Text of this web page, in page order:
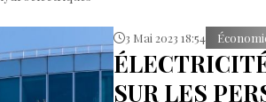
3 Mai 2023 18:54
SUR LES